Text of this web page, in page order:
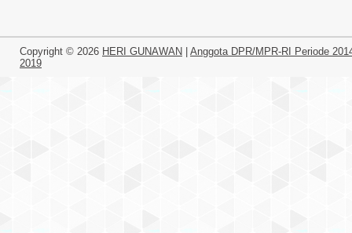
Copyright © 2026 HERI GUNAWAN
Anggota DPR/MPR-RI Periode
2019